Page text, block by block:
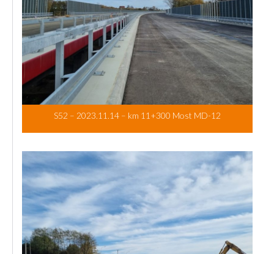
S52 – 2023.11.14 – km 11+300 Most MD-12